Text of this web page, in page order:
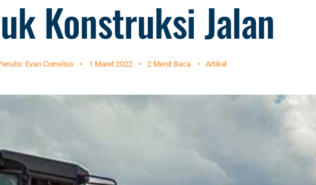
Konstruksi Jalan
Evan Cornelius • 1 Maret 2022 • 2 Menit Baca • Artikel